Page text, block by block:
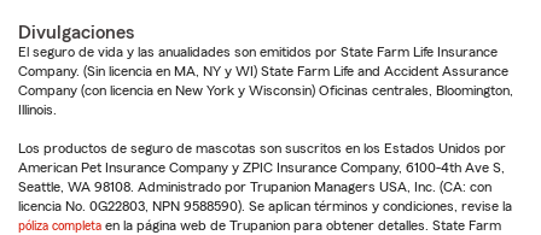
Divulgaciones
El seguro de vida y las anualidades son emitidos por State Farm Life Insurance
Company. (Sin licencia en MA, NY y WI) State Farm Life and Accident Assurance
Company (con licencia en New York y Wisconsin) Oficinas centrales, Bloomington,
Illinois.
Los productos de seguro de mascotas son suscritos en los Estados Unidos por
American Pet Insurance Company y ZPIC Insurance Company, 6100-4th Ave S,
Seattle, WA 98108. Administrado por Trupanion Managers USA, Inc. (CA: con
licencia No. 0G22803, NPN 9588590). Se aplican términos y condiciones, revise la
póliza completa en la página web de Trupanion para obtener detalles. State Farm